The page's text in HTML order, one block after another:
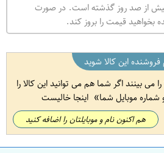
بیش از صد روز گذشته است. در صورت
بخواهید قیمت را بروز کند.
این کالا شوید
می بینند اگر شما هم می توانید این کالا را
شماره موبایل شما اینجا خالیست
هم اکنون نام و موبایلتان را اضافه کنید